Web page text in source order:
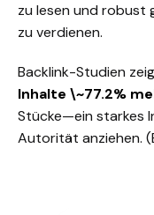
zu lesen und robust
zu verdienen.
Backlink-Studien
Inhalte \~77.2%
Stücke—ein starkes
Autorität anziehen.